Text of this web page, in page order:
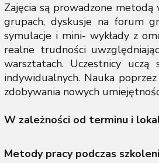
Zajęcia są prowadzone
grupach, dyskusje na forum
symulacje i mini- wykłady z
realne trudności
warsztatach. Uczestnicy
indywidualnych. Nauka
zdobywania nowych
W zależności od terminu i
Metody pracy podczas